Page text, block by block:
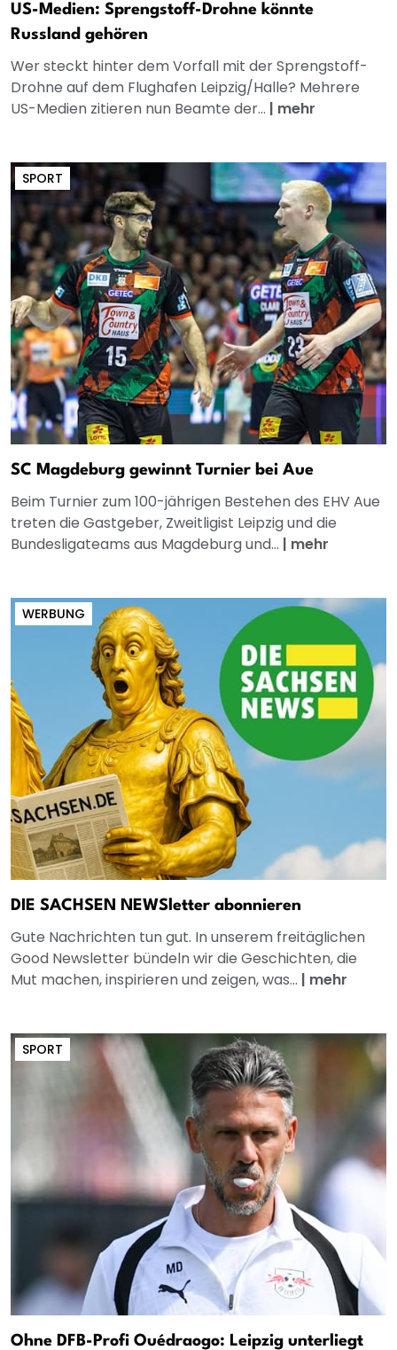
US-Medien: Sprengstoff-Drohne könnte
Russland gehören
Wer steckt hinter dem Vorfall mit der Sprengstoff-
Drohne auf dem Flughafen Leipzig/Halle? Mehrere
US-Medien zitieren nun Beamte der... | mehr
SPORT
SC Magdeburg gewinnt Turnier bei Aue
Beim Turnier zum 100-jährigen Bestehen des EHV Aue
treten die Gastgeber, Zweitligist Leipzig und die
Bundesligateams aus Magdeburg und... | mehr
WERBUNG
DIE SACHSEN NEWSletter abonnieren
Gute Nachrichten tun gut. In unserem freitäglichen
Good Newsletter bündeln wir die Geschichten, die
Mut machen, inspirieren und zeigen, was... | mehr
SPORT
Ohne DFB-Profi Ouédraogo: Leipzig unterliegt